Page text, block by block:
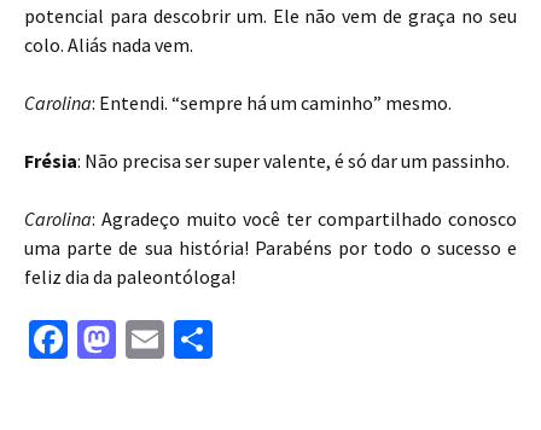
potencial para descobrir um. Ele não vem de graça no seu
colo. Aliás nada vem.
Carolina: Entendi. “sempre há um caminho” mesmo.
Frésia: Não precisa ser super valente, é só dar um passinho.
Carolina: Agradeço muito você ter compartilhado conosco
uma parte de sua história! Parabéns por todo o sucesso e
feliz dia da paleontóloga!
Fa M E